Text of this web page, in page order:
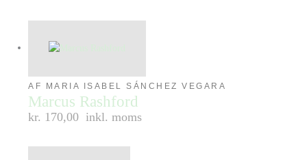
AF MARIA ISABEL SÁNCHEZ VEGARA
Marcus Rashford
kr. 170,00 inkl. moms